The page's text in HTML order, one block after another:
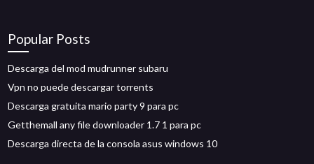
Popular Posts
Descarga del mod mudrunner subaru
Vpn no puede descargar torrents
Descarga gratuita mario party 9 para pc
Getthemall any file downloader 1.7 1 para pc
Descarga directa de la consola asus windows 10